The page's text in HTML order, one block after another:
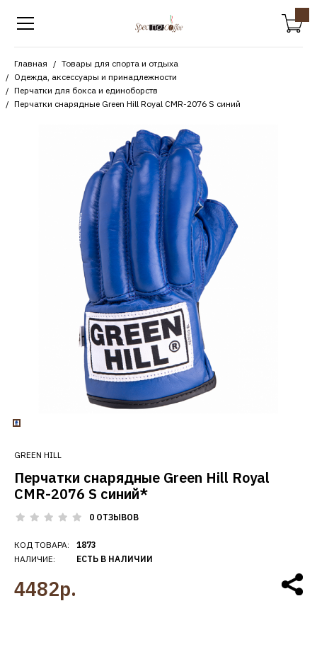
Главная
Товары для спорта и отдыха
Одежда, аксессуары и принадлежности
Перчатки для бокса и единоборств
Перчатки снарядные Green Hill Royal CMR-2076 S синий
GREEN HILL
Перчатки снарядные Green Hill Royal
CMR-2076 S синий*
0 ОТЗЫВОВ
КОД ТОВАРА:
НАЛИЧИЕ:
1873
ЕСТЬ В НАЛИЧИИ
4482р.